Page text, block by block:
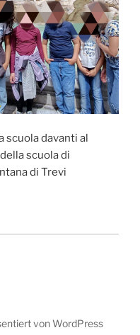
scuola davanti al
scuola di
di Trevi
von WordPress